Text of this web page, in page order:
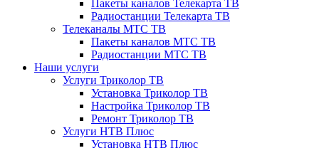
Пакеты каналов Телекарта ТВ
Радиостанции Телекарта ТВ
Телеканалы МТС ТВ
Пакеты каналов МТС ТВ
Радиостанции МТС ТВ
Наши услуги
Услуги Триколор ТВ
Установка Триколор ТВ
Настройка Триколор ТВ
Ремонт Триколор ТВ
Услуги НТВ Плюс
Установка НТВ Плюс